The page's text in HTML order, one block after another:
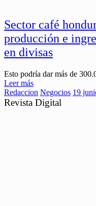
Sector café
producción e
en divisas
Esto podría dar más de
Leer más
Redaccion Negocios 19
Revista Digital